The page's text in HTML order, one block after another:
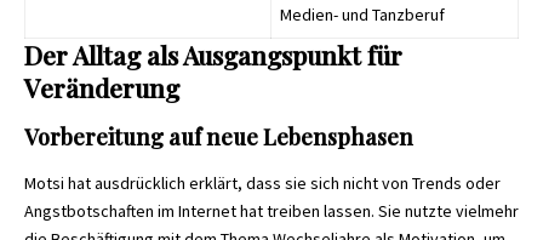
Medien- und Tanzberuf
Der Alltag als Ausgangspunkt für
Veränderung
Vorbereitung auf neue Lebensphasen
Motsi hat ausdrücklich erklärt, dass sie sich nicht von Trends oder
Angstbotschaften im Internet hat treiben lassen. Sie nutzte vielmehr